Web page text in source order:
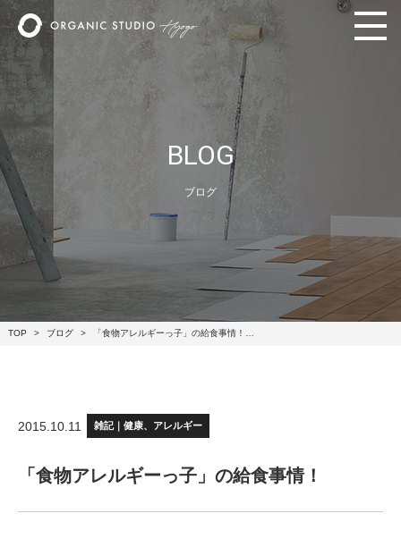
BLOG
ブログ
TOP ブログ 「食物アレルギーっ子」の給食事情！…
2015.10.11 雑記｜健康、アレルギー
「食物アレルギーっ子」の給食事情！